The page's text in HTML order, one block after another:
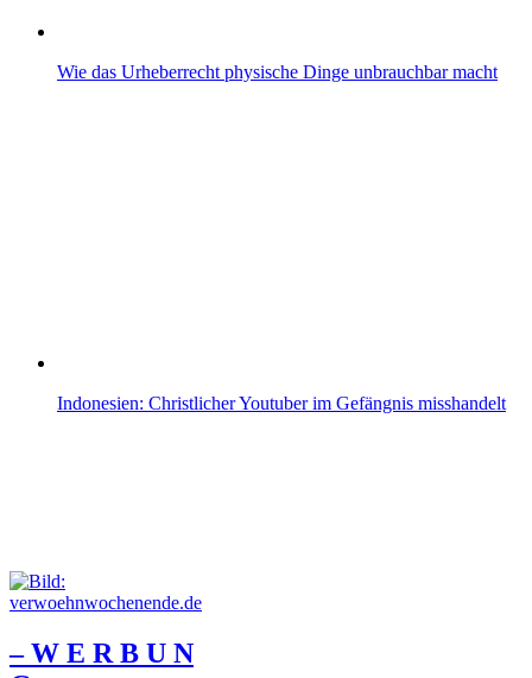
Wie das Urheberrecht physische Dinge unbrauchbar macht
Indonesien: Christlicher Youtuber im Gefängnis misshandelt
– W Ε R Β U Ν